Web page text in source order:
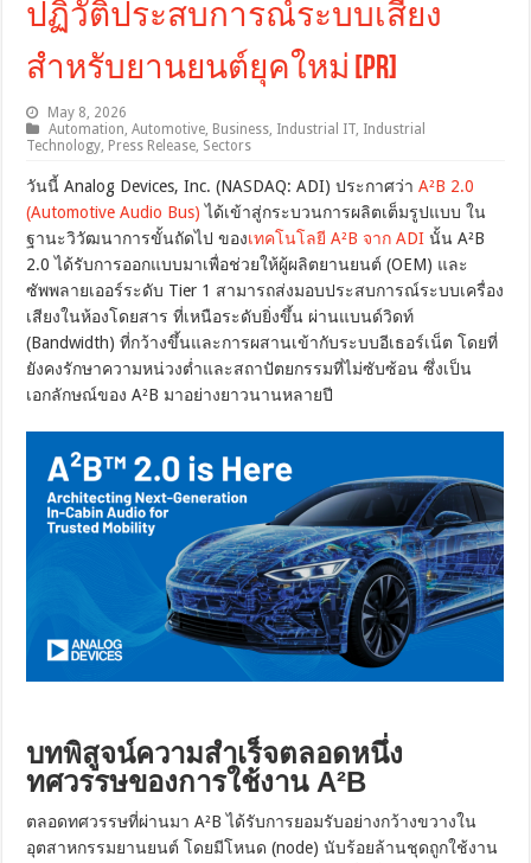
ปฏิวัติประสบการณ์ระบบเสียง
สำหรับยานยนต์ยุคใหม่ [PR]
May 8, 2026
Automation,Automotive, Business, Industrial IT, Industrial
Technology, Press Release, Sectors
วันนี้ Analog Devices, Inc. (NASDAQ: ADI) ประกาศว่าA²B 2.0
(Automotive Audio Bus) ได้เข้าสู่กระบวนการผลิตเต็มรูปแบบ ใน
ฐานะวิวัฒนาการขั้นถัดไป ของเทคโนโลยี A²B จาก ADI นั้น A²B
2.0 ได้รับการออกแบบมาเพื่อช่วยให้ผู้ผลิตยานยนต์ (OEM) และ
ซัพพลายเออร์ระดับ Tier 1 สามารถส่งมอบประสบการณ์ระบบเครื่อง
เสียงในห้องโดยสาร ที่เหนือระดับยิ่งขึ้น ผ่านแบนด์วิดท์
(Bandwidth) ที่กว้างขึ้นและการผสานเข้ากับระบบอีเธอร์เน็ต โดยที่
ยังคงรักษาความหน่วงต่ำและสถาปัตยกรรมที่ไม่ซับซ้อน ซึ่งเป็น
เอกลักษณ์ของ A²B มาอย่างยาวนานหลายปี
บทพิสูจน์ความสำเร็จตลอดหนึ่ง
ทศวรรษของการใช้งาน A²B
ตลอดทศวรรษที่ผ่านมา A²B ได้รับการยอมรับอย่างกว้างขวางใน
อุตสาหกรรมยานยนต์ โดยมีโหนด (node) นับร้อยล้านชุดถูกใช้งาน